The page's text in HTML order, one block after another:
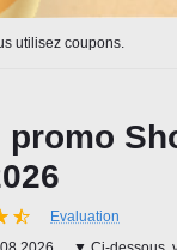
utilisez coupons.
promo
Evaluation